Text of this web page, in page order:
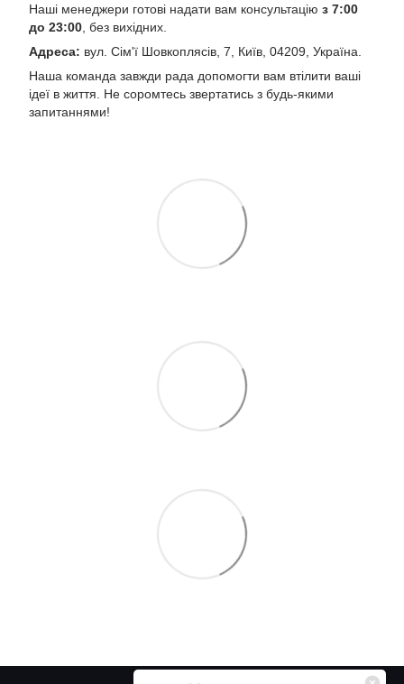
Наші менеджери готові надати вам консультацію з 7:00
до 23:00 , без вихідних.
Адреса: вул. Сім'ї Шовкоплясів, 7, Київ, 04209, Україна.
Наша команда завжди рада допомогти вам втілити ваші
ідеї в життя. Не соромтесь звертатись з будь-якими
запитаннями!